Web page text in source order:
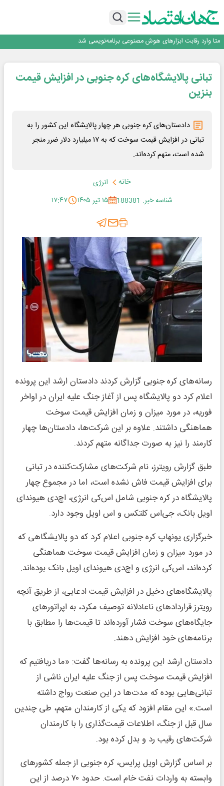
جمنای دستیار اصلی گوشی‌های اندرویدی می‌شود
متا وارد رقابت ابزارهای هوش مصنوعی برنامه‌نویسی شد
بانک تجارت، تأمین‌کننده مالی پروژه بازسازی فازهای ۴ و ۵ پارس حنوبی
جمنای دستیار اصلی گوشی‌های اندرویدی می‌شود
تبانی پالایشگاه‌های کره جنوبی در افزایش قیمت
بنزین
دادستان‌های کره جنوبی هر چهار پالایشگاه این کشور را به
تبانی در افزایش قیمت سوخت که به ۱۷ میلیارد دلار ضرر منجر
شده است، متهم کرده‌اند.
خانه
انرژی
شناسه خبر: 188381
۱۵ تیر ۱۴۰۵ ۱۷:۴۷
رسانه‌های کره جنوبی گزارش کردند دادستان ارشد این پرونده
اعلام کرد دو پالایشگاه پس از آغاز جنگ علیه ایران در اواخر
فوریه، در مورد میزان و زمان افزایش قیمت سوخت
هماهنگی داشتند. علاوه بر این شرکت‌ها، دادستان‌ها چهار
کارمند را نیز به صورت جداگانه متهم کردند.
طبق گزارش رویترز، نام شرکت‌های مشارکت‌کننده در تبانی
برای افزایش قیمت فاش نشده است، اما در مجموع چهار
پالایشگاه در کره جنوبی شامل اس‌کی انرژی، اچ‌دی هیوندای
اویل بانک، جی‌اس کلتکس و اس اویل وجود دارد.
خبرگزاری یونهاپ کره جنوبی اعلام کرد که دو پالایشگاهی که
در مورد میزان و زمان افزایش قیمت سوخت هماهنگی
کرده‌اند، اس‌کی انرژی و اچ‌دی هیوندای اویل بانک بوده‌اند.
پالایشگاه‌های دخیل در افزایش قیمت ادعایی، از طریق آنچه
رویترز قراردادهای ناعادلانه توصیف مکرد، به اپراتورهای
جایگاه‌های سوخت فشار آورده‌اند تا قیمت‌ها را مطابق با
برنامه‌های خود افزایش دهند.
دادستان ارشد این پرونده به رسانه‌ها گفت: «ما دریافتیم که
افزایش قیمت سوخت پس از جنگ علیه ایران ناشی از
تبانی‌هایی بوده که مدت‌ها در این صنعت رواج داشته
است.» این مقام افزود که یکی از کارمندان متهم، طی چندین
سال قبل از جنگ، اطلاعات قیمت‌گذاری را با کارمندان
شرکت‌های رقیب رد و بدل کرده بود.
بر اساس گزارش اویل پرایس، کره جنوبی از جمله کشورهای
وابسته به واردات نفت خام است. حدود ۷۰ درصد از این